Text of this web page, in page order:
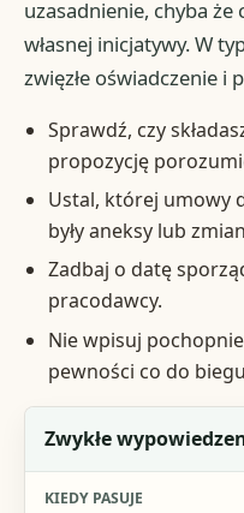
uzasadnienie, chyba że
własnej inicjatywy. W
zwięzłe oświadczenie i
Sprawdź, czy
propozycję
Ustal, której umowy
były aneksy lub
Zadbaj o datę
pracodawcy.
Nie wpisuj
pewności co do
Decyzja
Kiedy pasuje
Zwykłe